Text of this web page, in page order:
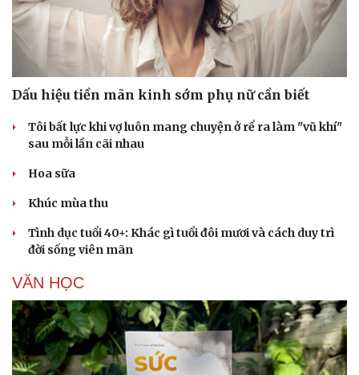
Cải chính
Dấu hiệu tiền mãn kinh sớm phụ nữ cần biết
Tôi bất lực khi vợ luôn mang chuyện ở rể ra làm "vũ khí"
sau mỗi lần cãi nhau
Hoa sữa
Khúc mùa thu
Tình dục tuổi 40+: Khác gì tuổi đôi mươi và cách duy trì
đời sống viên mãn
VĂN HỌC